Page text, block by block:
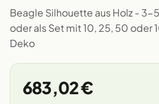
Beagle Silhouette aus Holz - 3-
oder als Set mit 10, 25, 50 oder
Deko
683,02 €